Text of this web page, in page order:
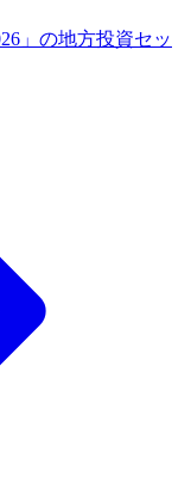
」の地方投資セッ